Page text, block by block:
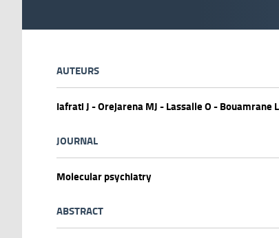
AUTEURS
Iafrati J - Orejarena MJ - Lassalle O - Bouamrane
JOURNAL
Molecular psychiatry
ABSTRACT